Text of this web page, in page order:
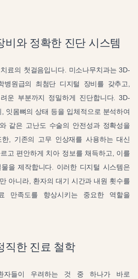
비와 정확한 진단 시스템
료의 첫걸음입니다. 미소나무치과는 3D-
원급의 최첨단 디지털 장비를 갖추고,
운 부분까지 정밀하게 진단합니다. 3D-
잇몸뼈의 상태 등을 입체적으로 분석하여
같은 고난도 수술의 안전성과 정확성을
, 기존의 고무 인상재를 사용하는 대신
고 편안하게 치아 정보를 채득하고, 이를
을 제작합니다. 이러한 디지털 시스템은
아니라, 환자의 대기 시간과 내원 횟수를
만족도를 향상시키는 중요한 역할을
직한 진료 철학
들이 우려하는 것 중 하나가 바로